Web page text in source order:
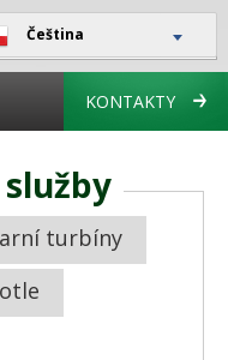
Čeština
KONTAKTY
turbíny